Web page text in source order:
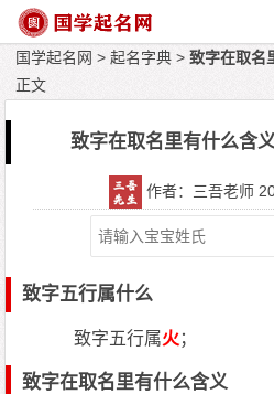
国学起名网 >起名字典 >致字在取名
正文
致字在取名里有什么含
作者：三吾老师
致字五行属什么
致字五行属火；
致字在取名里有什么含义